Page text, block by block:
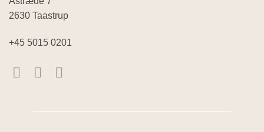
2630 Taastrup
+45 5015 0201